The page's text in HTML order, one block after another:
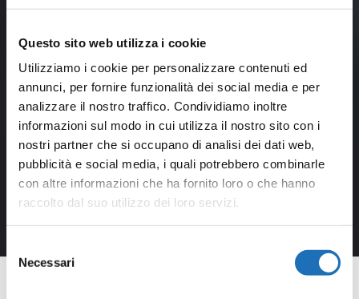
Questo sito web utilizza i cookie
Utilizziamo i cookie per personalizzare contenuti ed
annunci, per fornire funzionalità dei social media e per
analizzare il nostro traffico. Condividiamo inoltre
informazioni sul modo in cui utilizza il nostro sito con i
nostri partner che si occupano di analisi dei dati web,
pubblicità e social media, i quali potrebbero combinarle
con altre informazioni che ha fornito loro o che hanno
raccolto dal suo utilizzo dei loro servizi.
delNecessari